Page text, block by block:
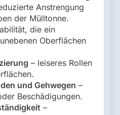
Anstrengung
der Mülltonne.
die ein
Oberflächen
– leiseres Rollen
und Gehwegen –
Beschädigungen.
–